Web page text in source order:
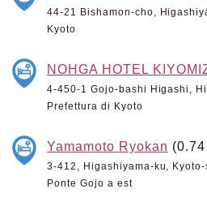
44-21 Bishamon-cho,
Kyoto
NOHGA HOTEL
4-450-1 Gojo-bashi Higashi,
Prefettura di Kyoto
Yamamoto Ryokan
3-412, Higashiyama-ku,
Ponte Gojo a est